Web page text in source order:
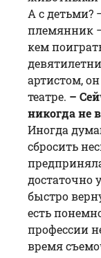
А с детьми?
племянник –
кем
артистом,
театре. –
никогда не
Иногда
сбросить
достаточно
быстро
есть
профессии
время